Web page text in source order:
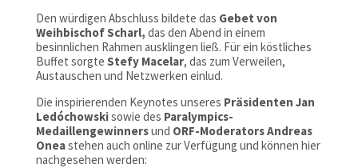
Den würdigen Abschluss bildete das Gebet von
Weihbischof Scharl, das den Abend in einem
besinnlichen Rahmen ausklingen ließ. Für ein köstliches
Buffet sorgte Stefy Macelar, das zum Verweilen,
Austauschen und Netzwerken einlud.
Die inspirierenden Keynotes unseres Präsidenten Jan
Ledóchowskisowie des Paralympics-
Medaillengewinnersund ORF-Moderators Andreas
Oneastehen auch online zur Verfügung und können hier
nachgesehen werden: